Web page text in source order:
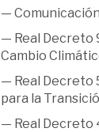
— Comunicación
— Real Decreto
Cambio
— Real Decreto
para la
— Real Decreto